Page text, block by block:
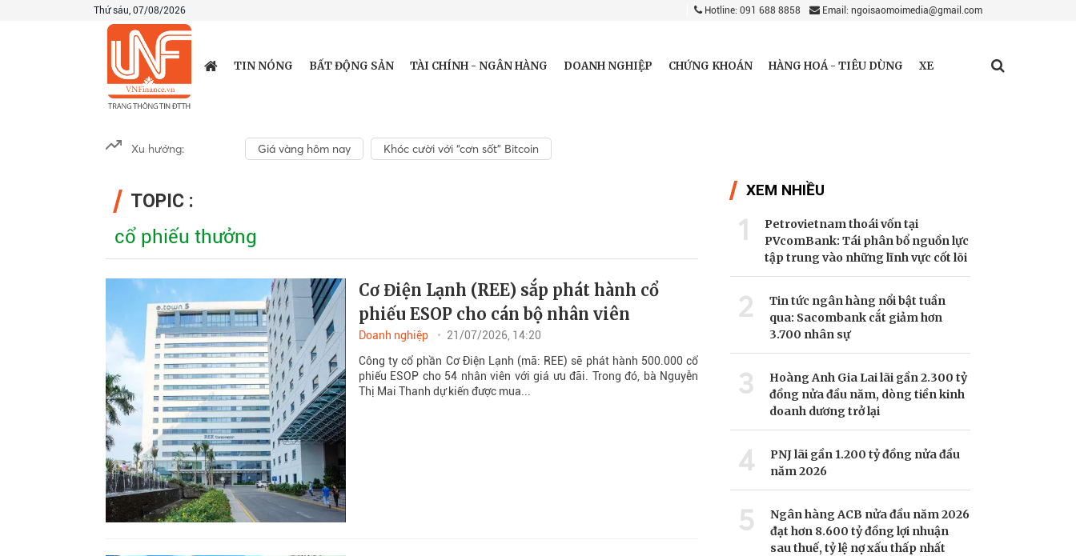
Thứ sáu, 07/08/2026 Hotline: 091 688 8858 Email: ngoisaomoimedia@gmail.com
TIN NÓNG BẤT ĐỘNG SẢN TÀI CHÍNH - NGÂN HÀNG DOANH NGHIỆP CHỨNG KHOÁN HÀNG HOÁ - TIÊU DÙNG XE
Xu hướng: Giá vàng hôm nay Khóc cười với “cơn sốt” Bitcoin
TOPIC :
cổ phiếu thưởng
Cơ Điện Lạnh (REE) sắp phát hành cổ
phiếu ESOP cho cán bộ nhân viên
Doanh nghiệp
21/07/2026, 14:20
Công ty cổ phần Cơ Điện Lạnh (mã: REE) sẽ phát hành 500.000 cổ
phiếu ESOP cho 54 nhân viên với giá ưu đãi. Trong đó, bà Nguyễn
Thị Mai Thanh dự kiến được mua...
XEM NHIỀU
1
Petrovietnam thoái vốn tại
PVcomBank: Tái phân bổ nguồn lực
tập trung vào những lĩnh vực cốt lõi
2
Tin tức ngân hàng nổi bật tuần
qua: Sacombank cắt giảm hơn
3.700 nhân sự
3
Hoàng Anh Gia Lai lãi gần 2.300 tỷ
đồng nửa đầu năm, dòng tiền kinh
doanh dương trở lại
4
PNJ lãi gần 1.200 tỷ đồng nửa đầu
năm 2026
5
Ngân hàng ACB nửa đầu năm 2026
đạt hơn 8.600 tỷ đồng lợi nhuận
sau thuế, tỷ lệ nợ xấu thấp nhất